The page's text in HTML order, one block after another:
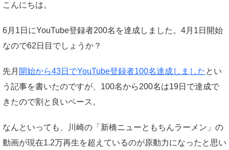
こんにちは。
6月1日にYouTube登録者200名を達成しました。4月1日開始
なので62日目でしょうか？
先月 開始から43日でYouTube登録者100名達成しました とい
う記事を書いたのですが、100名から200名は19日で達成で
きたので割と良いペース。
なんといっても、川崎の「新橋ニューともちんラーメン」の
動画が現在1.2万再生を超えているのが原動力になったと思い